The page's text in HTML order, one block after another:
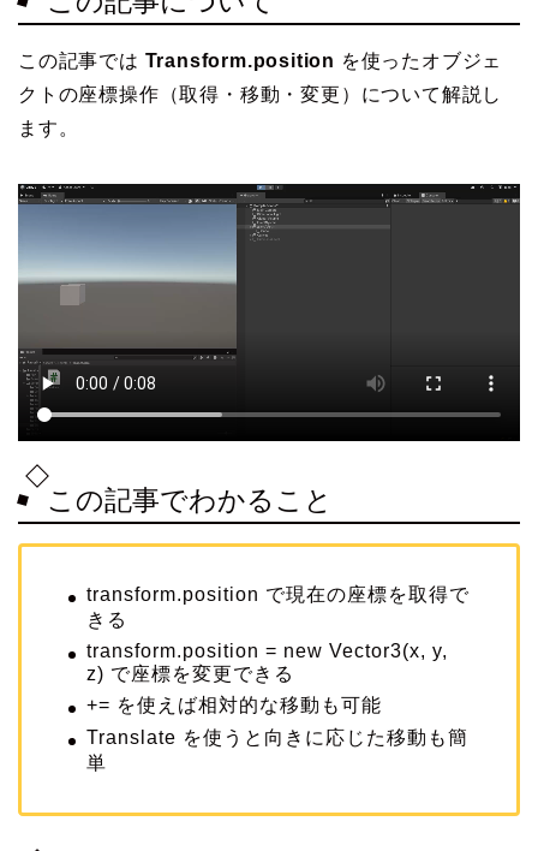
この記事では Transform.position を使ったオブジェ
クトの座標操作（取得・移動・変更）について解説し
ます。
この記事でわかること
transform.position で現在の座標を取得で
きる
transform.position = new Vector3(x, y,
z) で座標を変更できる
+= を使えば相対的な移動も可能
Translate を使うと向きに応じた移動も簡
単